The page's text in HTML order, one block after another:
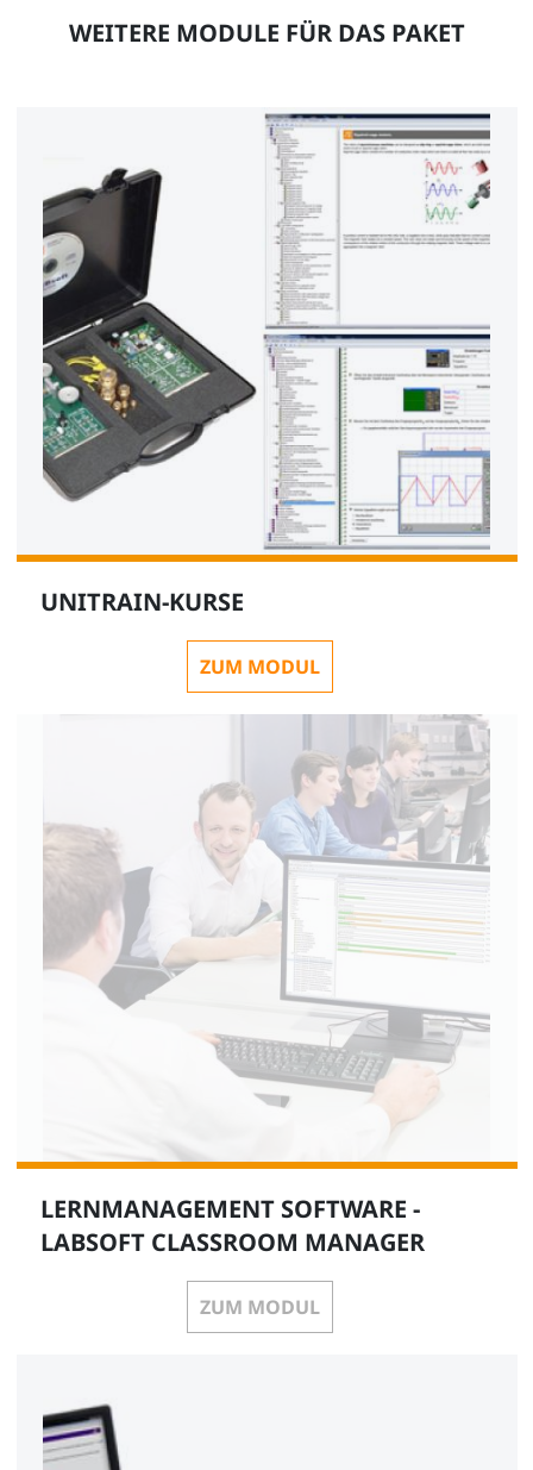
WEITERE MODULE FÜR DAS PAKET
UNITRAIN-KURSE
ZUM MODUL
LERNMANAGEMENT SOFTWARE -
LABSOFT CLASSROOM MANAGER
ZUM MODUL